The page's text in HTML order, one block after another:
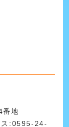
番地
ス:0595-24-